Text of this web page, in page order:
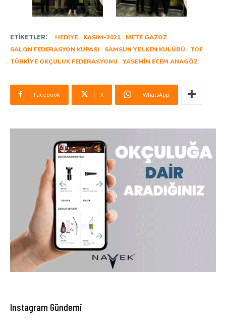
ETIKETLER: HEDIYE KASIM-2021
METE GAZOZ
SALON FEDERASYON KUPASI
SAMSUN YELKEN KULÜBÜ
TOF
TÜRKIYE OKÇULUK FEDERASYONU
YASEMIN ECEM ANAGÖZ
Facebook X WhatsApp
Instagram Gündemi